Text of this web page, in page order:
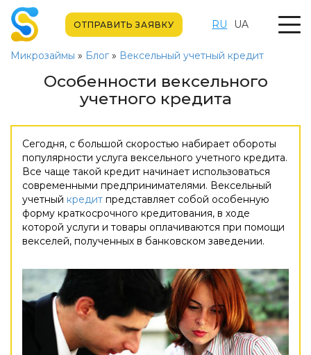
ОТПРАВИТЬ ЗАЯВКУ RU UA
Микрозаймы » Блог» Вексельный учетный кредит
Особенности вексельного
учетного кредита
Сегодня, с большой скоростью набирает обороты
популярности услуга вексельного учетного кредита.
Все чаще такой кредит начинает использоваться
современными предпринимателями. Вексельный
учетный кредит представляет собой особенную
форму краткосрочного кредитования, в ходе
которой услуги и товары оплачиваются при помощи
векселей, полученных в банковском заведении.